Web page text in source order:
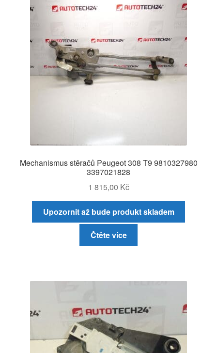
Mechanismus stěračů Peugeot 308 T9 9810327980
3397021828
1 815,00 Kč
Upozornit až bude produkt skladem
Čtěte více